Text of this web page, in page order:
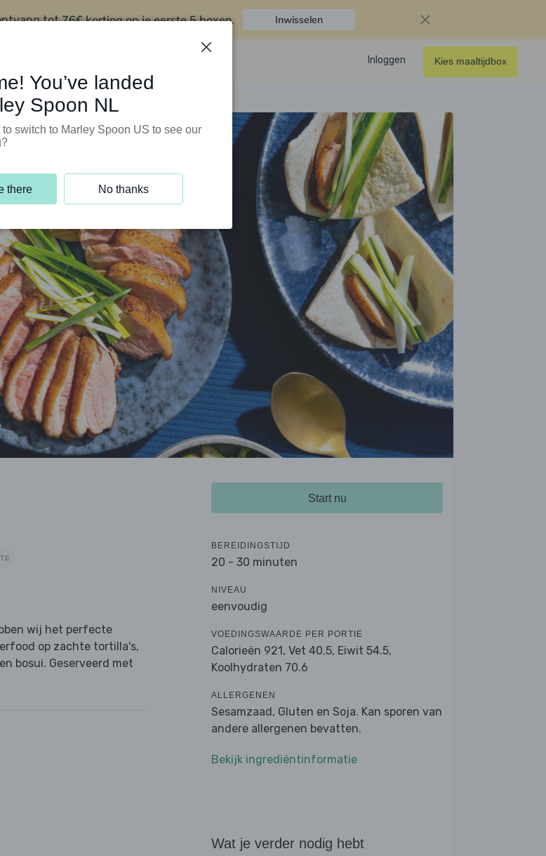
tot76€ korting op je eerste 5 boxen. Inwisselen
Inloggen Kies maaltijdbox
wij het perfecte
op zachte tortilla's,
bosui. Geserveerd met
Start nu
BEREIDINGSTIJD
20 - 30 minuten
NIVEAU
eenvoudig
VOEDINGSWAARDE PER PORTIE
Calorieën 921, Vet 40.5, Eiwit 54.5,
Koolhydraten 70.6
ALLERGENEN
Sesamzaad, Gluten en Soja. Kan sporen van
andere allergenen bevatten.
Bekijk ingrediëntinformatie
Wat je verder nodig hebt
You’ve landed
Spoon NL
to switch to Marley Spoon US to see our
there No thanks